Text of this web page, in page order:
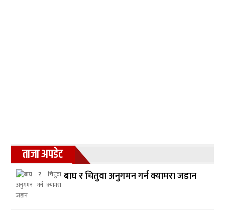
ताजा अपडेट
बाघ र चितुवा अनुगमन गर्न क्यामरा जडान